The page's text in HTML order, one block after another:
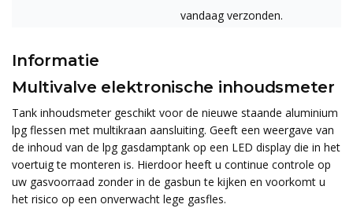
vandaag verzonden.
Informatie
Multivalve elektronische inhoudsmeter
Tank inhoudsmeter geschikt voor de nieuwe staande aluminium
lpg flessen met multikraan aansluiting. Geeft een weergave van
de inhoud van de lpg gasdamptank op een LED display die in het
voertuig te monteren is. Hierdoor heeft u continue controle op
uw gasvoorraad zonder in de gasbun te kijken en voorkomt u
het risico op een onverwacht lege gasfles.